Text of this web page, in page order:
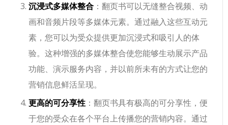
沉浸式多媒体整合 ：翻页书可以无缝整合视频、动
画和音频片段等多媒体元素。通过融入这些互动元
素，您可以为受众提供更加沉浸式和吸引人的体
验。这种增强的多媒体整合使您能够生动展示产品
功能、演示服务内容，并以前所未有的方式让您的
营销信息鲜活呈现。
更高的可分享性 ：翻页书具有极高的可分享性，便
于您的受众在各个平台上传播您的营销内容。通过